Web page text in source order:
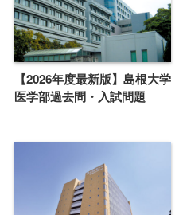
【2026年度最新版】島根大学
医学部過去問・入試問題